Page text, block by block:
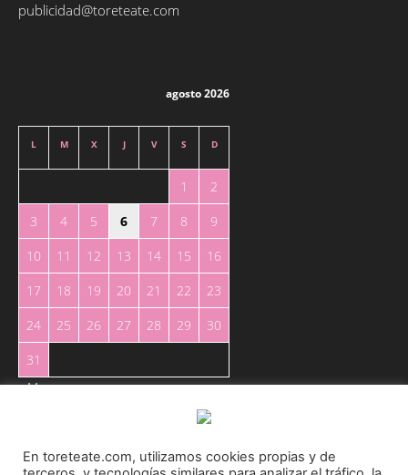
publicidad@toreteate.com
agosto 2026
L M X J V S D
1
2
3
4 5 6 7 8
9
10
11 12 13 14 15
16
17
18 19 20 21 22
23
24
25 26 27 28 29
30
31
« May
En toreteate.com, utilizamos cookies propias y de